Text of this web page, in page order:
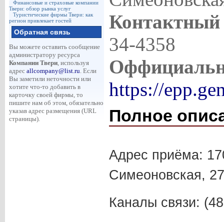
Финансовые и страховые компании
Твери: обзор рынка услуг
Туристические фирмы Твери: как
регион привлекает гостей
Обратная связь
Вы можете оставить сообщение
администратору ресурса
Компании Твери, используя
адрес allcompany@list.ru. Если
Вы заметили неточности или
хотите что-то добавить в
карточку своей фирмы, то
пишите нам об этом, обязательно
указав адрес размещения (URL
страницы).
34-4358
https://
Полное
Адрес приёма:
Симеоновская,
Каналы связи: